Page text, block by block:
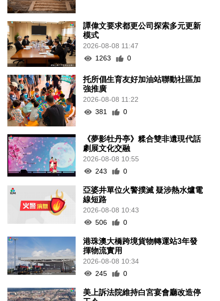
譚偉文要求都更公司探索多元更新
模式
2026-08-08 11:47
1263
0
托所倡生育友好加油站聯動社區加
強推廣
2026-08-08 11:22
381
0
《夢影牡丹亭》糅合雙非遺現代話
劇展文化交融
2026-08-08 10:55
243
0
亞婆井單位火警撲滅 疑涉熱水爐電
線短路
2026-08-08 10:43
506
0
港珠澳大橋跨境貨物轉運站3年發
揮物流實用
2026-08-08 10:34
245
0
美上訴法院維持白宮宴會廳改造停